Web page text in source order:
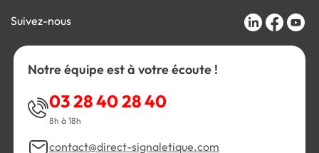
Suivez-nous
Notre équipe est à votre écoute !
03 28 40 28 40
8h à 18h
contact@direct-signaletique.com